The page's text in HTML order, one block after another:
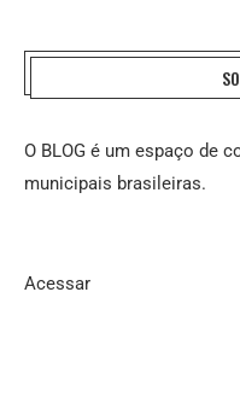
O BLOG é um espaço de
municipais brasileiras.
Acessar